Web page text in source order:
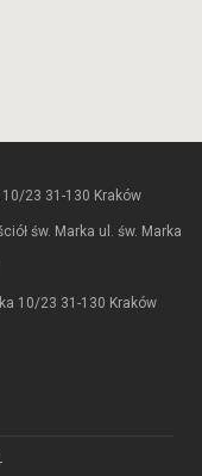
10/23 31-130 Kraków
św. Marka ul. św. Marka
10/23 31-130 Kraków